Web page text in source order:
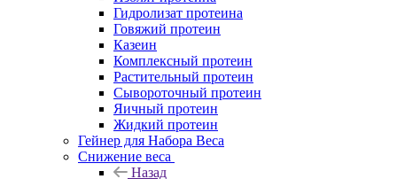
Гидролизат протеина
Говяжий протеин
Казеин
Комплексный протеин
Растительный протеин
Сывороточный протеин
Яичный протеин
Жидкий протеин
Гейнер для Набора Веса
Снижение веса
Назад